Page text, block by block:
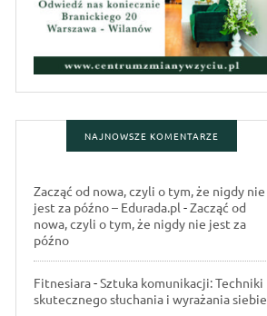
NAJNOWSZE KOMENTARZE
Zacząć od nowa, czyli o tym, że nigdy nie
jest za późno – Edurada.pl -Zacząć od
nowa, czyli o tym, że nigdy nie jest za
późno
Fitnesiara-Sztuka komunikacji: Techniki
skutecznego słuchania i wyrażania siebie